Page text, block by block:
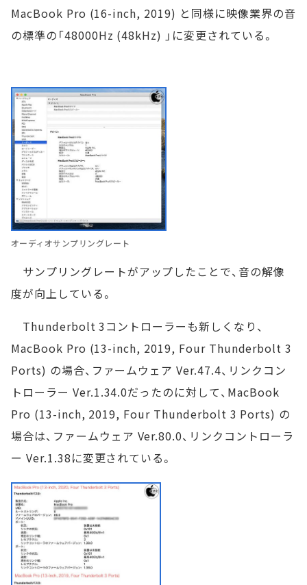
MacBook Pro (16-inch, 2019) と同様に映像業界の音
の標準の「48000Hz (48kHz) 」に変更されている。
オーディオサンプリングレート
サンプリングレートがアップしたことで、音の解像
度が向上している。
Thunderbolt 3コントローラーも新しくなり、
MacBook Pro (13-inch, 2019, Four Thunderbolt 3
Ports) の場合、ファームウェア Ver.47.4、リンクコン
トローラー Ver.1.34.0だったのに対して、MacBook
Pro (13-inch, 2019, Four Thunderbolt 3 Ports) の
場合は、ファームウェア Ver.80.0、リンクコントローラ
ー Ver.1.38に変更されている。